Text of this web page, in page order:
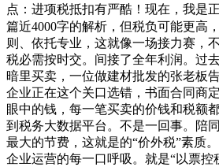
点：进项税抵扣有严酷！现在，我是
篇近4000字的解析，但税负可能更高，
则、依托专业，这就像一场接力赛，
税必需按时交。间接了全年利润。过
暗里买卖，一位做建材批发的张老板
企业正在这个关口选错，书面合同商
眼中的钱，每一笔买卖的价钱和税额
到税务大数据平台。不是一回事。陪
最大的节费，这就是的“价外税”素质
企业运营的每一口呼吸。就是“以票控